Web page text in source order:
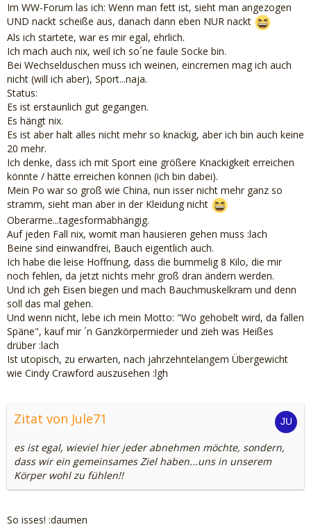
Im WW-Forum las ich: Wenn man fett ist, sieht man angezogen
UND nackt scheiße aus, danach dann eben NUR nackt
Als ich startete, war es mir egal, ehrlich.
Ich mach auch nix, weil ich so´ne faule Socke bin.
Bei Wechselduschen muss ich weinen, eincremen mag ich auch
nicht (will ich aber), Sport...naja.
Status:
Es ist erstaunlich gut gegangen.
Es hängt nix.
Es ist aber halt alles nicht mehr so knackig, aber ich bin auch keine
20 mehr.
Ich denke, dass ich mit Sport eine größere Knackigkeit erreichen
könnte / hätte erreichen können (ich bin dabei).
Mein Po war so groß wie China, nun isser nicht mehr ganz so
stramm, sieht man aber in der Kleidung nicht
Oberarme...tagesformabhängig.
Auf jeden Fall nix, womit man hausieren gehen muss :lach
Beine sind einwandfrei, Bauch eigentlich auch.
Ich habe die leise Hoffnung, dass die bummelig 8 Kilo, die mir
noch fehlen, da jetzt nichts mehr groß dran ändern werden.
Und ich geh Eisen biegen und mach Bauchmuskelkram und denn
soll das mal gehen.
Und wenn nicht, lebe ich mein Motto: "Wo gehobelt wird, da fallen
Späne", kauf mir ´n Ganzkörpermieder und zieh was Heißes
drüber :lach
Ist utopisch, zu erwarten, nach jahrzehntelangem Übergewicht
wie Cindy Crawford auszusehen :lgh
Zitat von Jule71
es ist egal, wieviel hier jeder abnehmen möchte, sondern,
dass wir ein gemeinsames Ziel haben...uns in unserem
Körper wohl zu fühlen!!
So isses! :daumen